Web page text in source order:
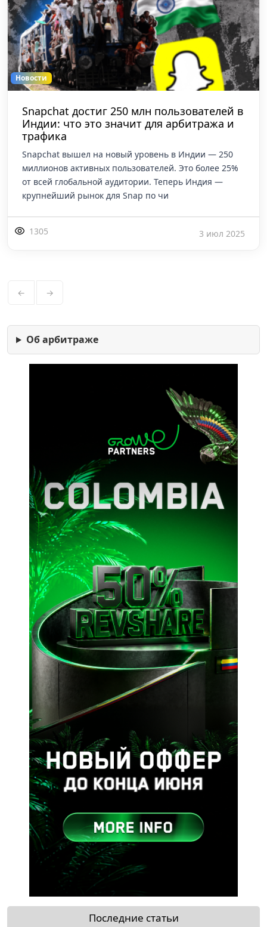
Новости
Snapchat достиг 250 млн пользователей в
Индии: что это значит для арбитража и
трафика
Snapchat вышел на новый уровень в Индии — 250
миллионов активных пользователей. Это более 25%
от всей глобальной аудитории. Теперь Индия —
крупнейший рынок для Snap по чи
1305 3 июл 2025
← →
Об арбитраже
Последние статьи